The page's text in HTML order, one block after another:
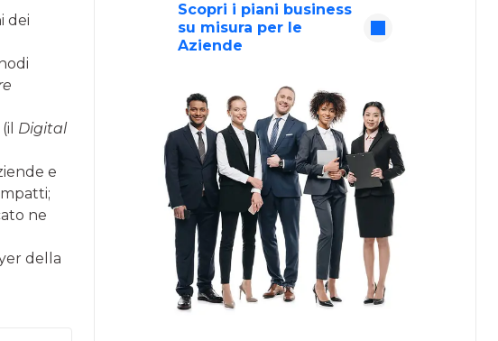
dei
Digital
e
ne
della
Scopri i piani business
su misura per le
Aziende